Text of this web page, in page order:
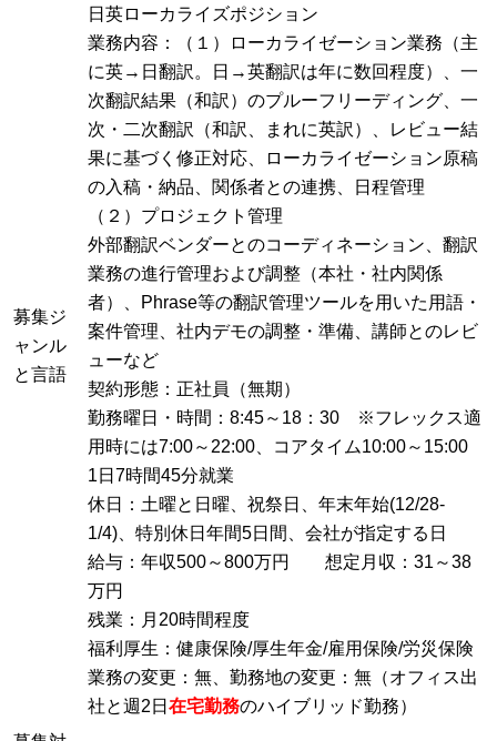
募集ジ
ャンル
と言語
日英ローカライズポジション
業務内容：（１）ローカライゼーション業務（主
に英→日翻訳。日→英翻訳は年に数回程度）、一
次翻訳結果（和訳）のプルーフリーディング、一
次・二次翻訳（和訳、まれに英訳）、レビュー結
果に基づく修正対応、ローカライゼーション原稿
の入稿・納品、関係者との連携、日程管理
（２）プロジェクト管理
外部翻訳ベンダーとのコーディネーション、翻訳
業務の進行管理および調整（本社・社内関係
者）、Phrase等の翻訳管理ツールを用いた用語・
案件管理、社内デモの調整・準備、講師とのレビ
ューなど
契約形態：正社員（無期）
勤務曜日・時間：8:45～18：30 ※フレックス適
用時には7:00～22:00、コアタイム10:00～15:00
1日7時間45分就業
休日：土曜と日曜、祝祭日、年末年始(12/28-
1/4)、特別休日年間5日間、会社が指定する日
給与：年収500～800万円 想定月収：31～38
万円
残業：月20時間程度
福利厚生：健康保険/厚生年金/雇用保険/労災保険
業務の変更：無、勤務地の変更：無（オフィス出
社と週2日 在宅勤務のハイブリッド勤務）